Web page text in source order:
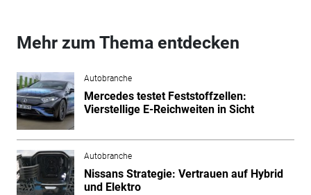
Mehr zum Thema entdecken
Autobranche
Mercedes testet Feststoffzellen:
Vierstellige E-Reichweiten in Sicht
Autobranche
Nissans Strategie: Vertrauen auf Hybrid
und Elektro